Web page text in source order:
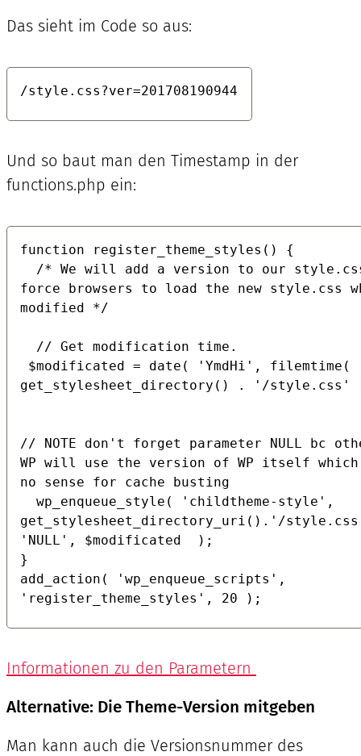
Das sieht im Code so aus:
/style.css?ver=201708190944
Und so baut man den Timestamp in der
functions.php ein:
function register_theme_styles() {
force browsers to load the new style.css
modified */
get_stylesheet_directory() . '/
// NOTE don't forget parameter NULL bc
WP will use the version of WP itself which
no sense for cache busting
  wp_enqueue_style( 'childtheme-style',
get_stylesheet_directory_uri().'/
'NULL', $modificated  );
}
add_action( 'wp_enqueue_scripts',
'register_theme_styles', 20 );
Informationen zu den Parametern
Alternative: Die Theme-Version mitgeben
Man kann auch die Versionsnummer des